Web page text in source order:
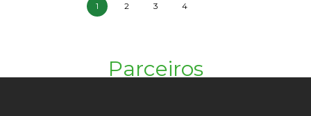
1 2 3 4
Parceiros